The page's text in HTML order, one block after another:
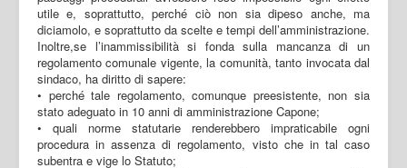
utile e, soprattutto, perché ciò non sia dipeso anche, ma
diciamolo, e soprattutto da scelte e tempi dell’amministrazione.
Inoltre,se l’inammissibilità si fonda sulla mancanza di un
regolamento comunale vigente, la comunità, tanto invocata dal
sindaco, ha diritto di sapere:
• perché tale regolamento, comunque preesistente, non sia
stato adeguato in 10 anni di amministrazione Capone;
• quali norme statutarie renderebbero impraticabile ogni
procedura in assenza di regolamento, visto che in tal caso
subentra e vige lo Statuto;